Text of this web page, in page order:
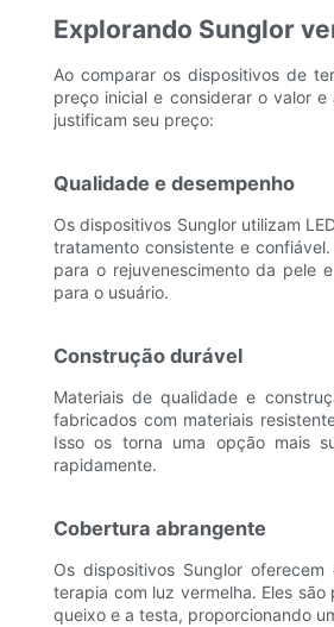
Explorando Sunglor
Ao comparar os dispositivos de
preço inicial e considerar o valor
justificam seu preço:
Qualidade e desempenho
Os dispositivos Sunglor utilizam
tratamento consistente e
para o rejuvenescimento da pele
para o usuário.
Construção durável
Materiais de qualidade e
fabricados com materiais
Isso os torna uma opção mais
rapidamente.
Cobertura abrangente
Os dispositivos Sunglor
terapia com luz vermelha. Eles
queixo e a testa, proporcionando